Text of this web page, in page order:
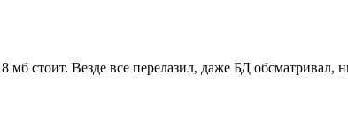
стоит. Везде все перелазил, даже БД обсматривал,